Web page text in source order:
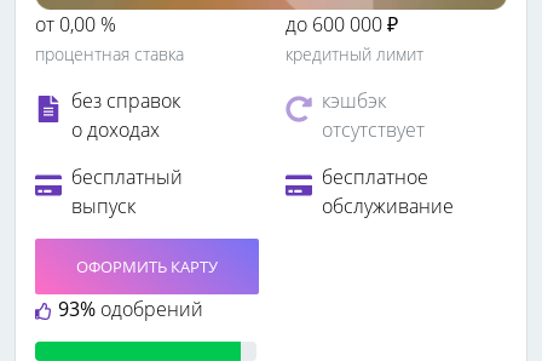
от 0,00 %
процентная ставка
до 600 000 ₽
кредитный лимит
без справок
о доходах
кэшбэк
отсутствует
бесплатный
выпуск
бесплатное
обслуживание
93% одобрений
ОФОРМИТЬ КАРТУ